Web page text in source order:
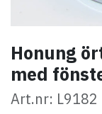
Honung
med
Art.nr: L9182